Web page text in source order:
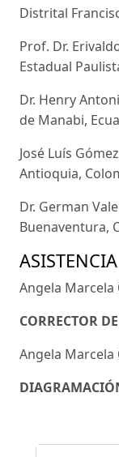
Distrital
Prof. Dr.
Estadual
Dr. Henry
de Manabi,
José Luís
Antioquia,
Dr. German
Buenaventura,
Angela Marcela
CORRECTOR
Angela Marcela